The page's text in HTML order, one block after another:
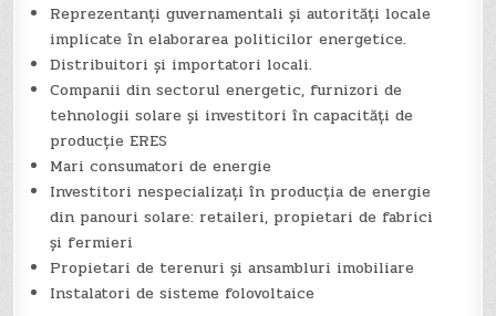
Reprezentanți guvernamentali și autorități locale
implicate în elaborarea politicilor energetice.
Distribuitori și importatori locali.
Companii din sectorul energetic, furnizori de
tehnologii solare și investitori în capacități de
producție ERES
Mari consumatori de energie
Investitori nespecializați în producția de energie
din panouri solare: retaileri, propietari de fabrici
și fermieri
Propietari de terenuri și ansambluri imobiliare
Instalatori de sisteme folovoltaice